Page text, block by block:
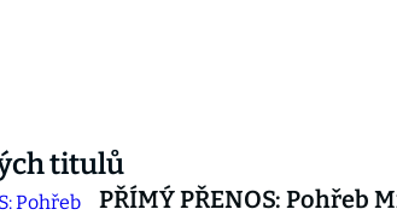
titulů
PŘÍMÝ PŘENOS: Pohřeb